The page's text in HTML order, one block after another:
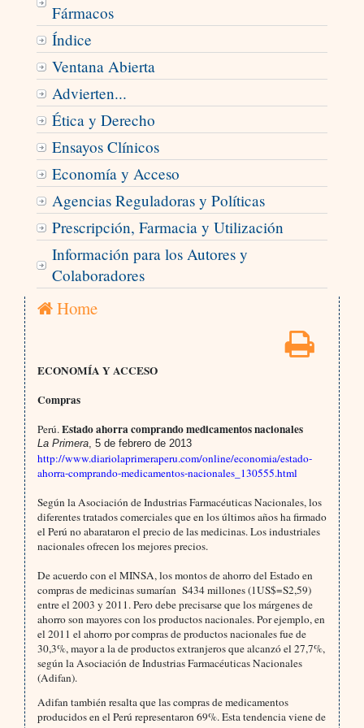
Fármacos
Índice
Ventana Abierta
Advierten...
Ética y Derecho
Ensayos Clínicos
Economía y Acceso
Agencias Reguladoras y Políticas
Prescripción, Farmacia y Utilización
Información para los Autores y
Colaboradores
Home
ECONOMÍA Y ACCESO
Compras
Perú.Estado ahorra comprando medicamentos nacionales
La Primera, 5 de febrero de 2013
http://www.diariolaprimeraperu.com/online/economia/estado-
ahorra-comprando-medicamentos-nacionales_130555.html
Según la Asociación de Industrias Farmacéuticas Nacionales, los
diferentes tratados comerciales que en los últimos años ha firmado
el Perú no abarataron el precio de las medicinas. Los industriales
nacionales ofrecen los mejores precios.
De acuerdo con el MINSA, los montos de ahorro del Estado en
compras de medicinas sumarían S434 millones (1US$=S2,59)
entre el 2003 y 2011. Pero debe precisarse que los márgenes de
ahorro son mayores con los productos nacionales. Por ejemplo, en
el 2011 el ahorro por compras de productos nacionales fue de
30,3%, mayor a la de productos extranjeros que alcanzó el 27,7%,
según la Asociación de Industrias Farmacéuticas Nacionales
(Adifan).
Adifan también resalta que las compras de medicamentos
producidos en el Perú representaron 69%. Esta tendencia viene de